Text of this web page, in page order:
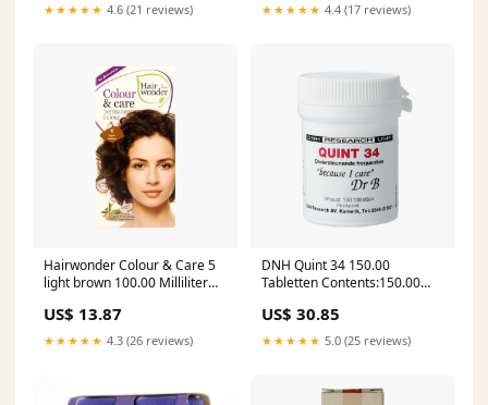
★★★★★ 4.6 (21 reviews) ★★★★★ 4.4 (17 reviews)
Hairwonder Colour & Care 5
light brown 100.00 Milliliter
US$ 13.87
★★★★★ 4.3 (26 reviews)
DNH Quint 34 150.00
Tabletten Contents:150.00
US$ 30.85
★★★★★ 5.0 (25 reviews)